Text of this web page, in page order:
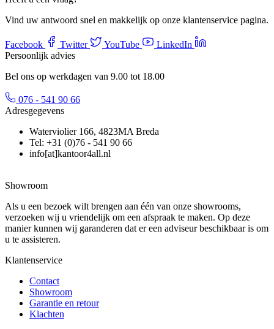
Vind uw antwoord snel en makkelijk op onze klantenservice pagina.
Facebook Twitter YouTube
LinkedIn
Persoonlijk advies
Bel ons op werkdagen van 9.00 tot 18.00
076 - 541 90 66
Adresgegevens
Waterviolier 166, 4823MA Breda
Tel: +31 (0)76 - 541 90 66
info[at]kantoor4all.nl
Showroom
Als u een bezoek wilt brengen aan één van onze showrooms,
verzoeken wij u vriendelijk om een afspraak te maken. Op deze
manier kunnen wij garanderen dat er een adviseur beschikbaar is om
u te assisteren.
Klantenservice
Contact
Showroom
Garantie en retour
Klachten